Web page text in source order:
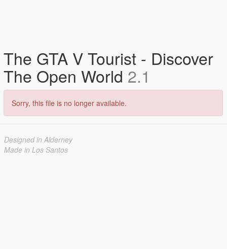
The GTA V Tourist - Discover
The Open World 2.1
Sorry, this file is no longer available.
Designed in Alderney
Made in Los Santos